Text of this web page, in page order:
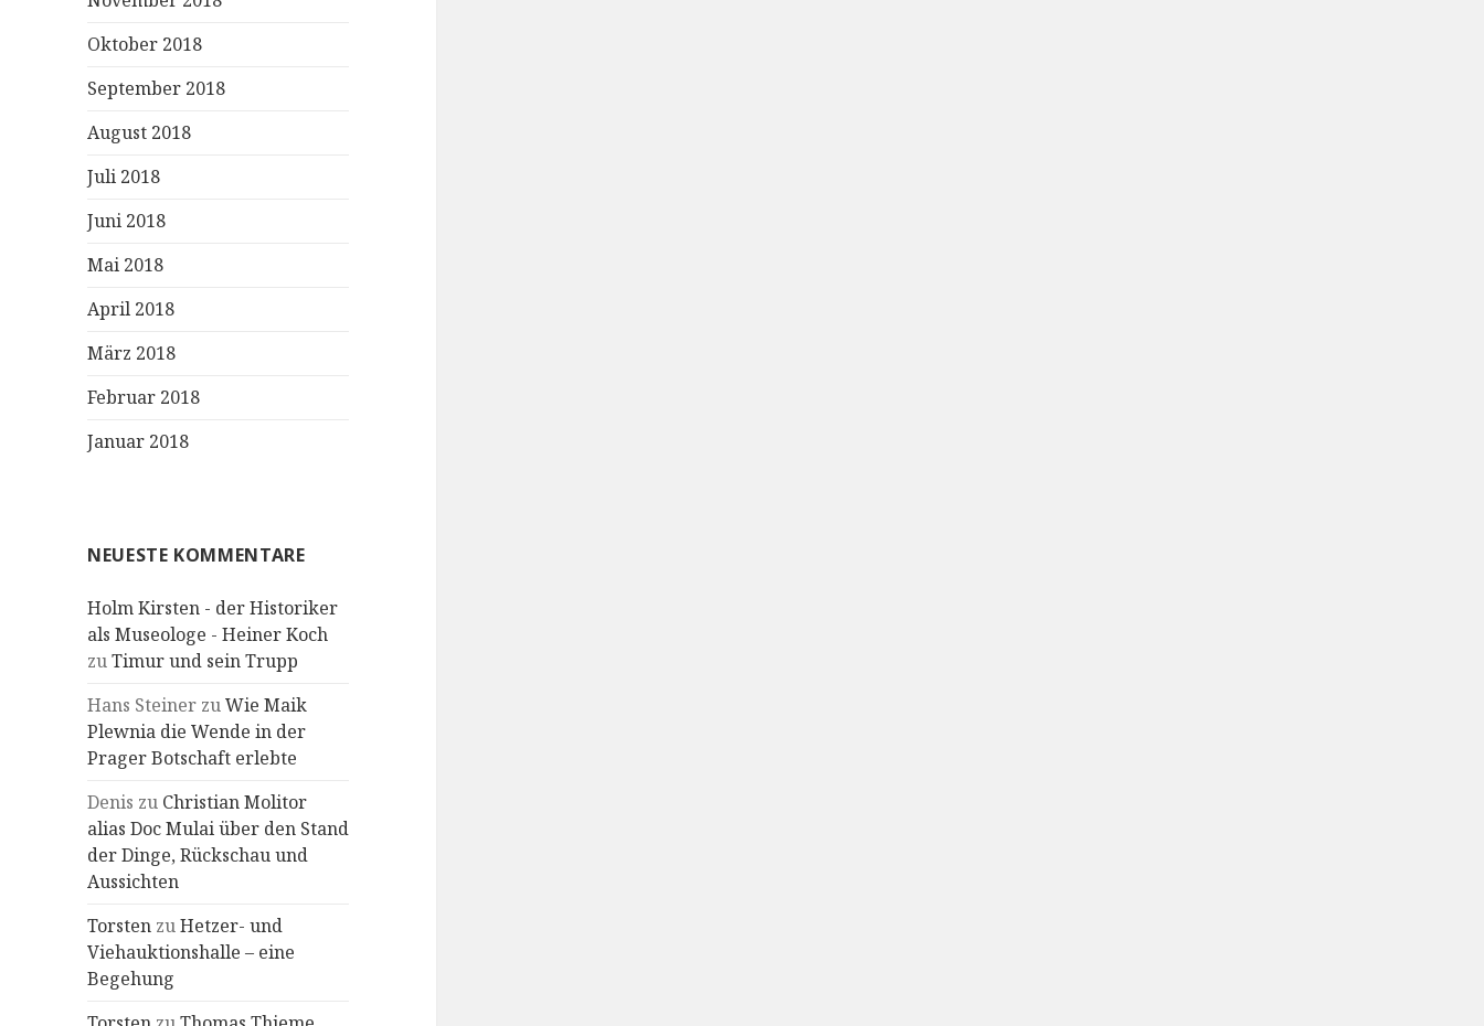
Oktober 2018
September 2018
August 2018
Juli 2018
Juni 2018
Mai 2018
April 2018
März 2018
Februar 2018
Januar 2018
NEUESTE KOMMENTARE
Holm Kirsten - der Historiker
als Museologe - Heiner Koch
zuTimur und sein Trupp
Hans Steiner zuWie Maik
Plewnia die Wende in der
Prager Botschaft erlebte
Denis zu Christian Molitor
alias Doc Mulai über den Stand
der Dinge, Rückschau und
Aussichten
Torsten zuHetzer- und
Viehauktionshalle – eine
Begehung